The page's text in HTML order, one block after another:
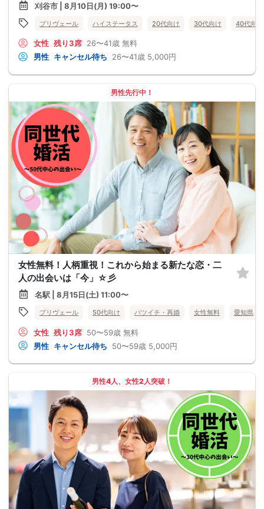
刈谷市 | 8月10日(月) 19:00〜
プリヴェール ハイステータス 20代向け 30代向け 40代向け
女性 残り3席 26〜41歳 無料
男性 キャンセル待ち 26〜41歳 5,000円
男性先行中！
女性無料！人柄重視！これから始まる新たな恋・二
人の出会いは「今」☆彡
名駅 | 8月15日(土) 11:00〜
プリヴェール 50代向け バツイチ・再婚 女性無料 愛知県
女性 残り3席 50〜59歳 無料
男性 キャンセル待ち 50〜59歳 5,000円
男性4人、女性2人突破！